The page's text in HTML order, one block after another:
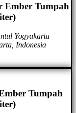
Ember Tumpah
Yogyakarta
Indonesia
Tumpah